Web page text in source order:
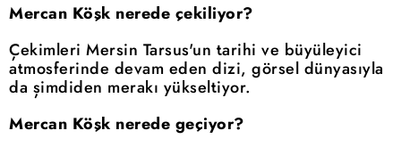
Mercan Köşk nerede çekiliyor?
Çekimleri Mersin Tarsus'un tarihi ve büyüleyici
atmosferinde devam eden dizi, görsel dünyasıyla
da şimdiden merakı yükseltiyor.
Mercan Köşk nerede geçiyor?